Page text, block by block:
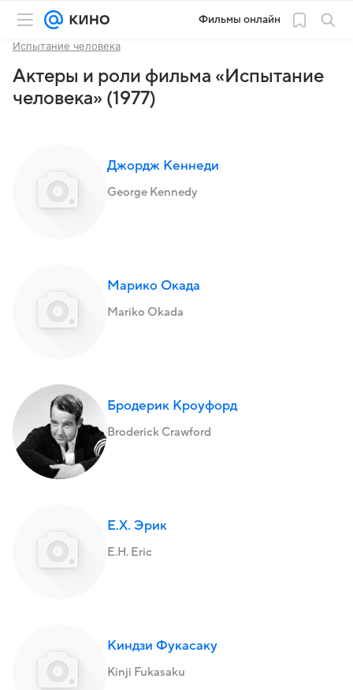
Фильмы онлайн
Испытание человека
Актеры и роли фильма «Испытание
человека» (1977)
Джордж Кеннеди
George Kennedy
Марико Окада
Mariko Okada
Бродерик Кроуфорд
Broderick Crawford
Е.Х. Эрик
E.H. Eric
Киндзи Фукасаку
Kinji Fukasaku